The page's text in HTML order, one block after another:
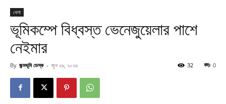
খেলা
ভূমিকম্পে বিধ্বস্ত ভেনেজুয়েলার পাশে
নেইমার
By জন্মভূমি ডেস্ক - জুন ২৯, ২০২৬ 0
32